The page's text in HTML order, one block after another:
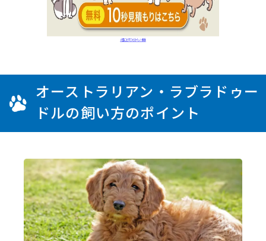
オーストラリアン・ラブラドゥー
ドルの飼い方のポイント